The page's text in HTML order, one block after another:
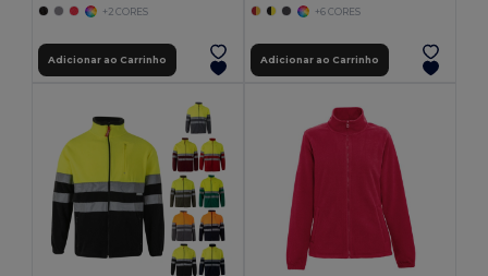
+2 CORES
Adicionar ao Carrinho
+6 CORES
Adicionar ao Carrinho